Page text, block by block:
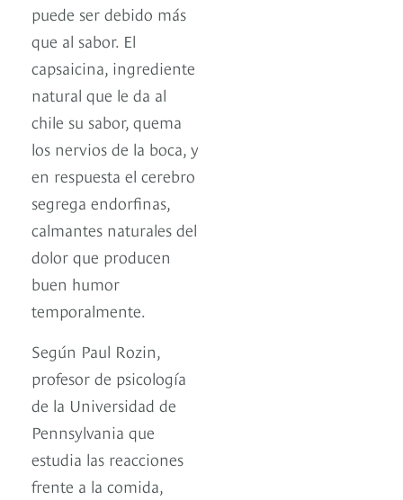
puede ser debido más
que al sabor. El
capsaicina, ingrediente
natural que le da al
chile su sabor, quema
los nervios de la boca, y
en respuesta el cerebro
segrega endorfinas,
calmantes naturales del
dolor que producen
buen humor
temporalmente.
Según Paul Rozin,
profesor de psicología
de la Universidad de
Pennsylvania que
estudia las reacciones
frente a la comida,